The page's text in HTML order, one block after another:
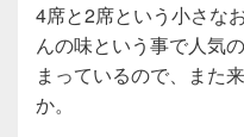
4席と2席という小さな
んの味という事で人気
まっているので、また
か。